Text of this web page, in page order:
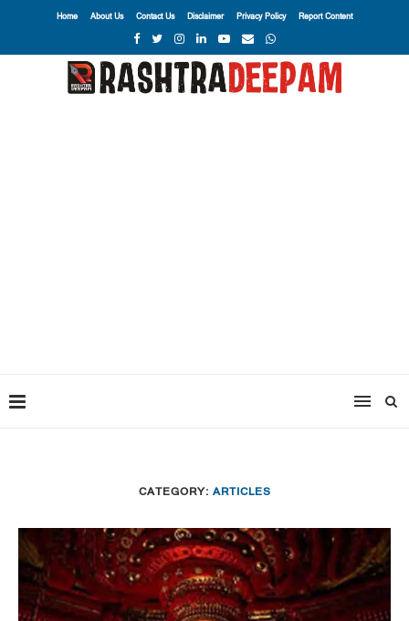
Home About Us Contact Us Disclaimer Privacy Policy Report Content
CATEGORY: ARTICLES